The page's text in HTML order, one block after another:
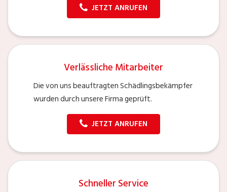
JETZT ANRUFEN
Verlässliche Mitarbeiter
Die von uns beauftragten Schädlingsbekämpfer
wurden durch unsere Firma geprüft.
JETZT ANRUFEN
Schneller Service